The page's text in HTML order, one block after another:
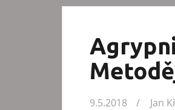
9.5.2018 Jan